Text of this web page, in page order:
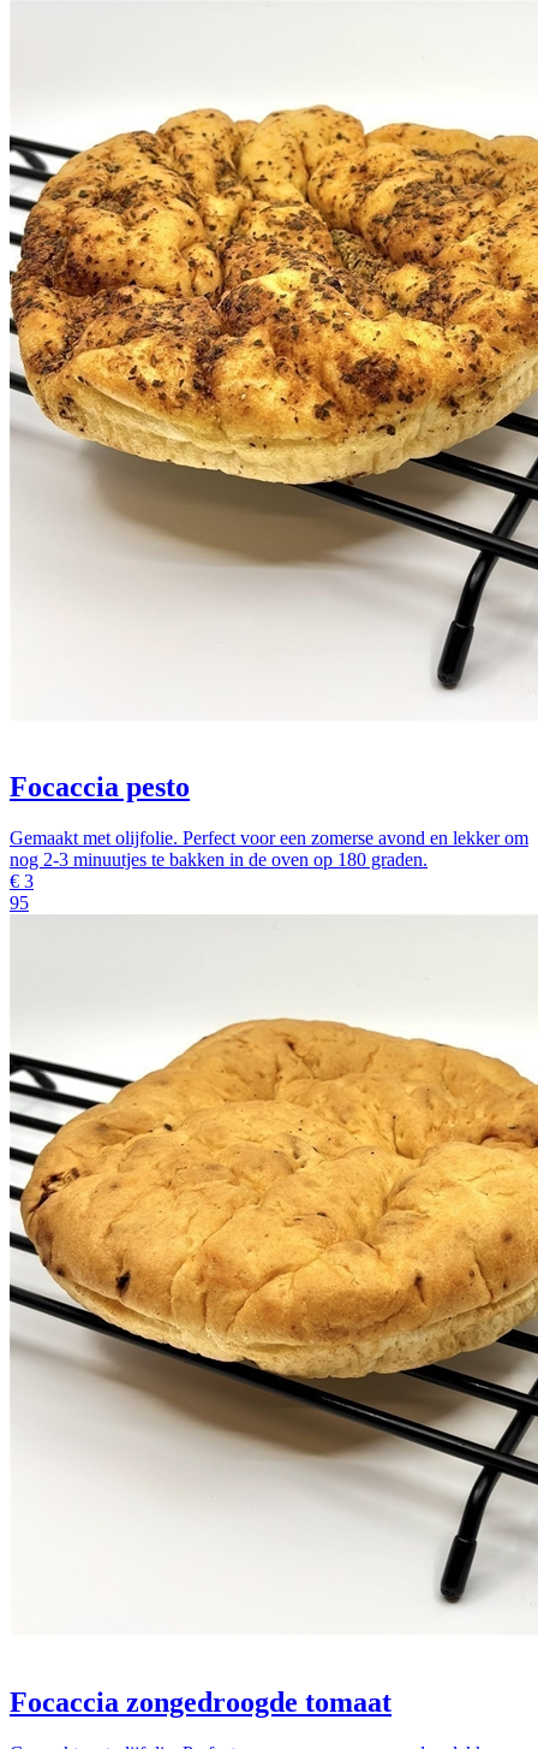
Focaccia pesto
Gemaakt met olijfolie. Perfect voor een zomerse avond en lekker om
nog 2-3 minuutjes te bakken in de oven op 180 graden.
€ 3
95
Focaccia zongedroogde tomaat